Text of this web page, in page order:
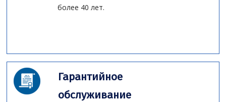
более 40 лет.
Гарантийное
обслуживание